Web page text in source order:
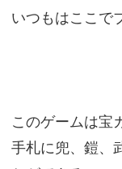
いつもはここで
このゲームは宝
手札に兜、鎧、